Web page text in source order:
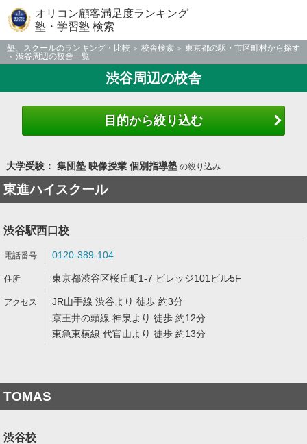
オリコン顧客満足度ランキング
塾・学習塾 検索
塾、スクールのランキング・比較 校舎検索
東京都の駅・市区町村から探す
渋谷周辺の校舎一覧
渋谷周辺の校舎
目的から絞り込む
大学受験： 集団塾 映像授業 個別指導塾の絞り込み
東進ハイスクール
渋谷駅西口校
0120-389-104
東京都渋谷区桜丘町1-7 ビレッジ101ビル5F
JR山手線 渋谷より 徒歩 約3分
京王井の頭線 神泉より 徒歩 約12分
東急東横線 代官山より 徒歩 約13分
TOMAS
渋谷校